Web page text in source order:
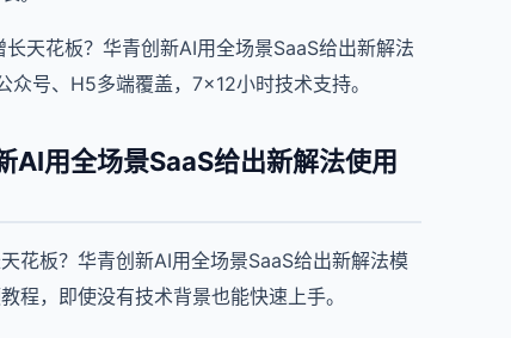
天花板？华青创新AI用全场景SaaS给出新解法
号、H5多端覆盖，7×12小时技术支持。
AI用全场景SaaS给出新解法使用
花板？华青创新AI用全场景SaaS给出新解法模
程，即使没有技术背景也能快速上手。